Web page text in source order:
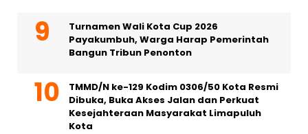
Turnamen Wali Kota Cup 2026
Payakumbuh, Warga Harap Pemerintah
Bangun Tribun Penonton
TMMD/N ke-129 Kodim 0306/50 Kota Resmi
Dibuka, Buka Akses Jalan dan Perkuat
Kesejahteraan Masyarakat Limapuluh
Kota